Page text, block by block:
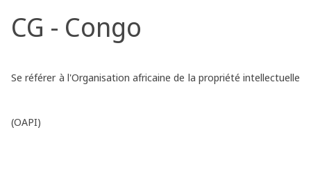
CG - Congo
Se référer à l'Organisation africaine de la propriété intellectuelle
(OAPI)